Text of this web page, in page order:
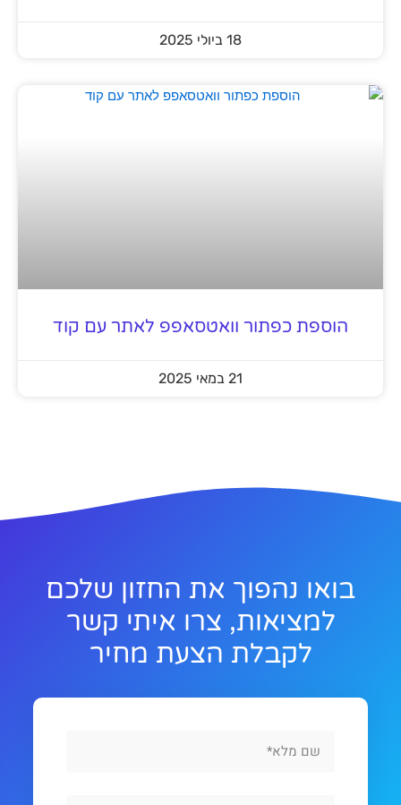
18 ביולי 2025
הוספת כפתור וואטסאפפ לאתר עם קוד
21 במאי 2025
בואו נהפוך את החזון שלכם
למציאות, צרו איתי קשר
לקבלת הצעת מחיר
Name